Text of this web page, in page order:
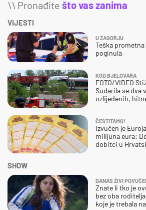
\\ Pronađite što vas zanima
VIJESTI
U ZAGORJU
Teška
poginula
KOD BJELOVARA
FOTO/VIDEO
Sudarila se dva
ozlijeđenih,
ČESTITAMO!
Izvučen je
milijuna eura:
dobitci u
SHOW
DANAS ŽIVI
Znate li tko je
bez oba
koje je trebala